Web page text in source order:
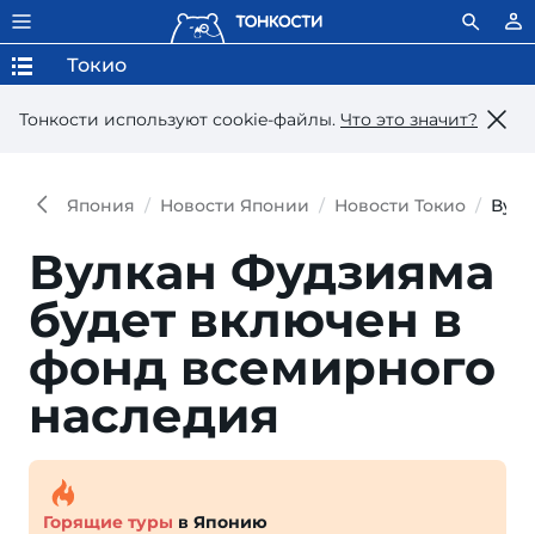
Тонкости используют сookie-файлы. Что это значит?
Токио
Япония Новости Японии Новости Токио
Вулкан Фудзияма
будет включен в
фонд всемирного
наследия
Горящие туры в Японию